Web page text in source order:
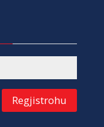
Regjistrohu